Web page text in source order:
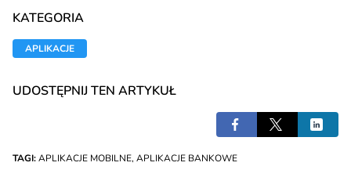
KATEGORIA
APLIKACJE
UDOSTĘPNIJ TEN ARTYKUŁ
TAGI:APLIKACJE MOBILNE, APLIKACJE BANKOWE